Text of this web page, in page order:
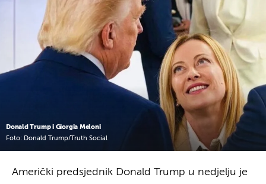
Donald Trump i Giorgia Meloni
Foto: Donald Trump/Truth Social
Američki predsjednik Donald Trump u nedjelju je